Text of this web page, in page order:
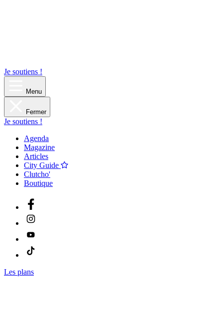
Je soutiens !
Menu
Fermer
Je soutiens !
Agenda
Magazine
Articles
City Guide
Clutcho'
Boutique
Les plans